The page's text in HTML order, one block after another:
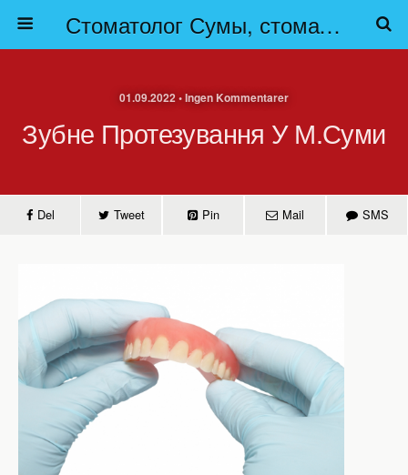
Стоматолог Сумы, стоматологические клиники Сумы, детская стоматология в Сумах. | Частная стоматология Сумы
01.09.2022 • Ingen Kommentarer
Зубне Протезування У М.Суми
Del Tweet Pin Mail SMS